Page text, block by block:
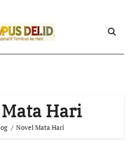
Hari
Novel Mata Hari